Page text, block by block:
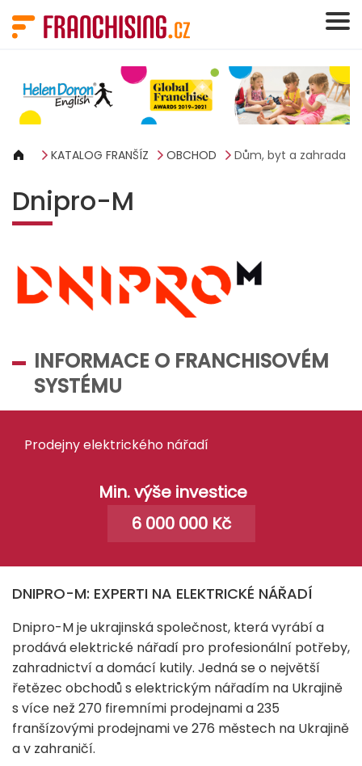
KATALOG FRANŠÍZ OBCHOD Dům, byt a zahrada
Dnipro-M
INFORMACE O FRANCHISOVÉM
SYSTÉMU
Prodejny elektrického nářadí
Min. výše investice
6 000 000 Kč
DNIPRO-M: EXPERTI NA ELEKTRICKÉ NÁŘADÍ
Dnipro-M je ukrajinská společnost, která vyrábí a
prodává elektrické nářadí pro profesionální potřeby,
zahradnictví a domácí kutily. Jedná se o největší
řetězec obchodů s elektrickým nářadím na Ukrajině
s více než 270 firemními prodejnami a 235
franšízovými prodejnami ve 276 městech na Ukrajině
a v zahraničí.